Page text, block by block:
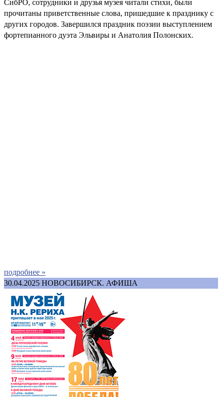
СибРО, сотрудники и друзья музея читали стихи, были
прочитаны приветственные слова, пришедшие к празднику с
других городов. Завершился праздник поэзии выступлением
фортепианного дуэта Эльвиры и Анатолия Полонских.
подробнее »
30.04.2025 НОВОСИБИРСК. АФИША